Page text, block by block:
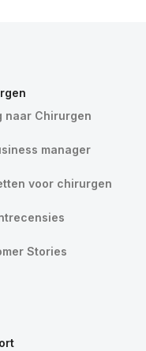
naar Chirurgen
manager
voor chirurgen
Stories